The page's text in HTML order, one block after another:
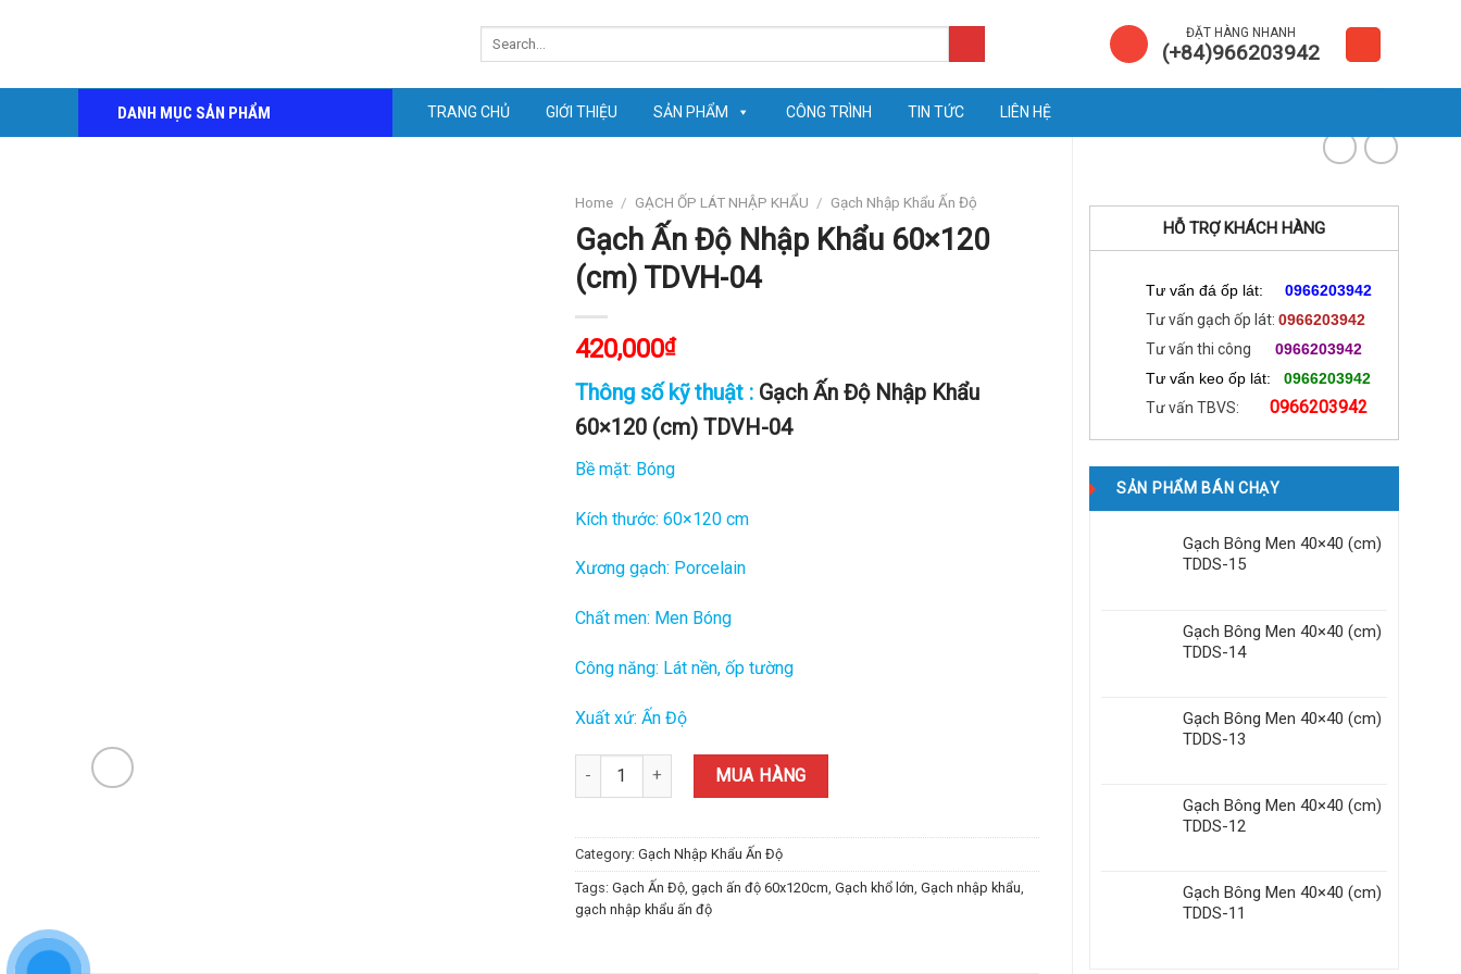
ĐẶT HÀNG NHANH
(+84)966203942
DANH MỤC SẢN PHẨM TRANG CHỦ GIỚI THIỆU SẢN PHẨM CÔNG TRÌNH TIN TỨC LIÊN HỆ
HỖ TRỢ KHÁCH HÀNG
Tư vấn đá ốp lát: 0966203942
Tư vấn gạch ốp lát: 0966203942
Tư vấn thi công
0966203942
Tư vấn keo ốp lát:
0966203942
Tư vấn TBVS:
0966203942
SẢN PHẨM BÁN CHẠY
Gạch Bông Men 40×40 (cm)
TDDS-15
Gạch Bông Men 40×40 (cm)
TDDS-14
Gạch Bông Men 40×40 (cm)
TDDS-13
Gạch Bông Men 40×40 (cm)
TDDS-12
Gạch Bông Men 40×40 (cm)
TDDS-11
Home / GẠCH ỐP LÁT NHẬP KHẨU / Gạch Nhập Khẩu Ấn Độ
Gạch Ấn Độ Nhập Khẩu 60×120
(cm) TDVH-04
420,000₫
Thông số kỹ thuật : Gạch Ấn Độ Nhập Khẩu
60×120 (cm) TDVH-04
Bề mặt: Bóng
Kích thước: 60×120 cm
Xương gạch: Porcelain
Chất men: Men Bóng
Công năng: Lát nền, ốp tường
Xuất xứ: Ấn Độ
Gạch Ấn Độ Nhập Khẩu 60x120 (cm) TDVH-04 quantity
MUA HÀNG
Category: Gạch Nhập Khẩu Ấn Độ
Tags: Gạch Ấn Độ, gạch ấn độ 60x120cm, Gạch khổ lớn, Gạch nhập khẩu,
gạch nhập khẩu ấn độ